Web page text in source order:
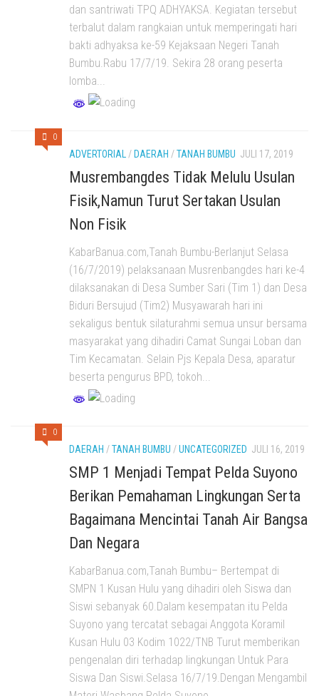
dan santriwati TPQ ADHYAKSA. Kegiatan tersebut
terbalut dalam rangkaian untuk memperingati hari
bakti adhyaksa ke-59 Kejaksaan Negeri Tanah
Bumbu.Rabu 17/7/19. Sekira 28 orang peserta
lomba...
0
ADVERTORIAL /DAERAH /TANAH BUMBU JULI 17, 2019
Musrembangdes Tidak Melulu Usulan
Fisik,Namun Turut Sertakan Usulan
Non Fisik
KabarBanua.com,Tanah Bumbu-Berlanjut Selasa
(16/7/2019) pelaksanaan Musrenbangdes hari ke-4
dilaksanakan di Desa Sumber Sari (Tim 1) dan Desa
Biduri Bersujud (Tim2) Musyawarah hari ini
sekaligus bentuk silaturahmi semua unsur bersama
masyarakat yang dihadiri Camat Sungai Loban dan
Tim Kecamatan. Selain Pjs Kepala Desa, aparatur
beserta pengurus BPD, tokoh...
0
DAERAH /TANAH BUMBU /UNCATEGORIZED JULI 16, 2019
SMP 1 Menjadi Tempat Pelda Suyono
Berikan Pemahaman Lingkungan Serta
Bagaimana Mencintai Tanah Air Bangsa
Dan Negara
KabarBanua.com,Tanah Bumbu– Bertempat di
SMPN 1 Kusan Hulu yang dihadiri oleh Siswa dan
Siswi sebanyak 60.Dalam kesempatan itu Pelda
Suyono yang tercatat sebagai Anggota Koramil
Kusan Hulu 03 Kodim 1022/TNB Turut memberikan
pengenalan diri terhadap lingkungan Untuk Para
Siswa Dan Siswi.Selasa 16/7/19.Dengan Mengambil